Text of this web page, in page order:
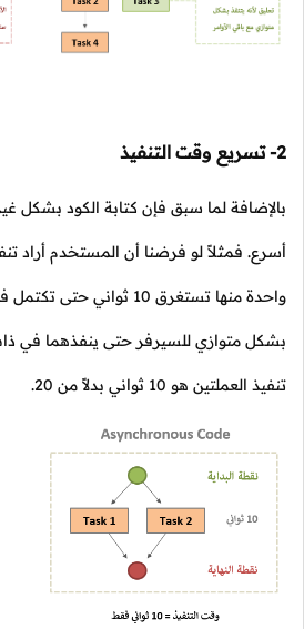
2- تسريع وقت التنفيذ
بالإضافة لما سبق فإن كتابة الكود بشكل
أسرع. فمثلاً لو فرضنا أن المستخدم أراد
واحدة منها تستغرق 10
بشكل متوازي للسيرفر حتى ينفذهما في
تنفيذ العملتين هو 10 ثواني بدلاً من 20.